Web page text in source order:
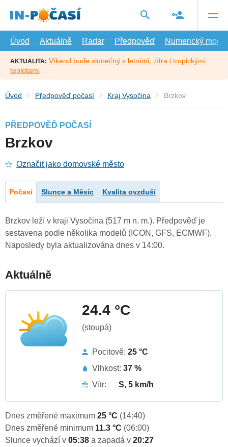
hlavní
Úvod
Aktuálně Radar Předpověď Numerický model
AKTUALITA: Víkend bude slunečný s letními, zítra i tropickými
teplotami
Úvod Předpověď počasí Kraj Vysočina Brzkov
PŘEDPOVĚĎ POČASÍ
Brzkov
Označit jako domovské město
Počasí Slunce a Měsíc Kvalita ovzduší
Brzkov leží v kraji Vysočina (517 m n. m.). Předpověď je
sestavena podle několika modelů (ICON, GFS, ECMWF).
Naposledy byla aktualizována dnes v 14:00.
Aktuálně
24.4 °C
(stoupá)
Pocitově: 25 °C
Vlhkost: 37 %
Vítr:
S, 5 km/h
Dnes změřené maximum 25 °C (14:40)
Dnes změřené minimum 11.3 °C (06:00)
Slunce vychází v 05:38 a zapadá v 20:27